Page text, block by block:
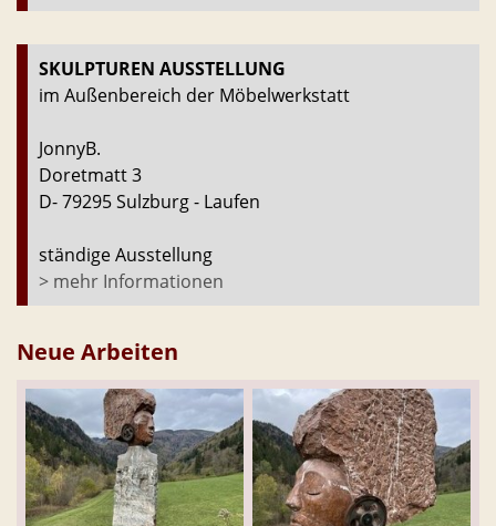
SKULPTUREN AUSSTELLUNG
im Außenbereich der Möbelwerkstatt
JonnyB.
Doretmatt 3
D- 79295 Sulzburg - Laufen
ständige Ausstellung
> mehr Informationen
Neue Arbeiten